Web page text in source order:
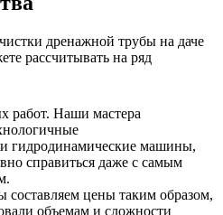
дренажной трубы на даче
рассчитывать на ряд
работ. Наши мастера
и гидродинамические машины,
справиться даже с самым
цены таким образом,
объемам и сложности